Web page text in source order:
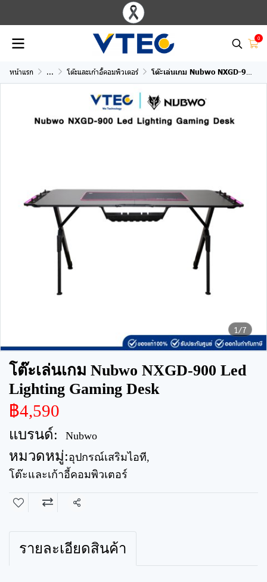
0
หน้าแรก ... โต๊ะและเก้าอี้คอมพิวเตอร์ โต๊ะเล่นเกม Nubwo NXGD-900 Led Lighting Gaming Desk
1/7
โต๊ะเล่นเกม Nubwo NXGD-900 Led
Lighting Gaming Desk
฿4,590
แบรนด์: Nubwo
หมวดหมู่:อุปกรณ์เสริมไอที,
โต๊ะและเก้าอี้คอมพิวเตอร์
แชร์
รายละเอียดสินค้า